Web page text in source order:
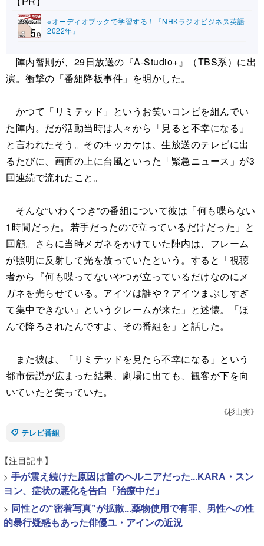
※オーディオブックで学習する！『NHKラジオビジネス英語
2022年』
陣内智則が、29日放送の『A-Studio+』（TBS系）に出
演。衝撃の「番組降板事件」を明かした。
かつて「リミテッド」というお笑いコンビを組んでい
た陣内。だが活動当時は人々から「見ると不幸になる」
と言われたそう。そのキッカケは、生放送のテレビに出
るたびに、画面の上に台風といった「緊急ニュース」が3
回連続で流れたこと。
そんな“いわくつき”の番組について彼は「何も喋らない
1時間だった。若手だったので立っているだけだった」と
回顧。さらに当時メガネをかけていた陣内は、フレーム
が照明に反射して光を放っていたという。すると「視聴
者から『何も喋ってないやつが立っているだけなのにメ
ガネを光らせている。アイツは誰や？アイツまぶしすぎ
て集中できない』というクレームが来た」と述懐。「ほ
んで降ろされたんですよ、その番組を」と話した。
また彼は、「リミテッドを見たら不幸になる」という
都市伝説が広まった結果、劇場に出ても、観客が下を向
いていたと笑っていた。
《杉山実》
テレビ番組
【注目記事】
> 手が震え続けた原因は首のヘルニアだった...KARA・スン
ヨン、症状の悪化を告白「治療中だ」
> 同性との“密着写真”が拡散...薬物使用で有罪、男性への性
的暴行疑惑もあった俳優ユ・アインの近況